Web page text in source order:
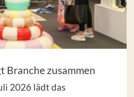
Branche zusammen
2026 lädt das